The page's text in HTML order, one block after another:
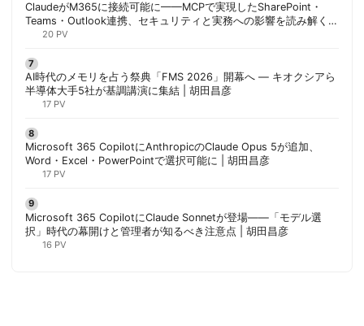
ClaudeがM365に接続可能に——MCPで実現したSharePoint・
Teams・Outlook連携、セキュリティと実務への影響を読み解く |
胡田昌彦
20 PV
AI時代のメモリを占う祭典「FMS 2026」開幕へ ― キオクシアら
半導体大手5社が基調講演に集結 | 胡田昌彦
17 PV
Microsoft 365 CopilotにAnthropicのClaude Opus 5が追加、
Word・Excel・PowerPointで選択可能に | 胡田昌彦
17 PV
Microsoft 365 CopilotにClaude Sonnetが登場——「モデル選
択」時代の幕開けと管理者が知るべき注意点 | 胡田昌彦
16 PV